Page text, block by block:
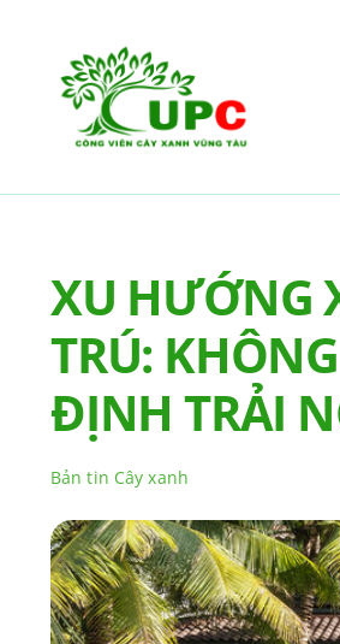
content
XU HƯỚNG
TRÚ:
ĐỊNH TRẢI
Bản tin Cây xanh